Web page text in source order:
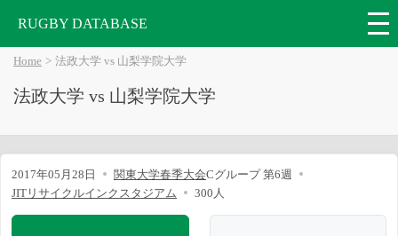
RUGBY DATABASE
Home 法政大学 vs 山梨学院大学
法政大学 vs 山梨学院大学
2017年05月28日 関東大学春季大会Cグループ 第6週
JITリサイクルインクスタジアム
300人